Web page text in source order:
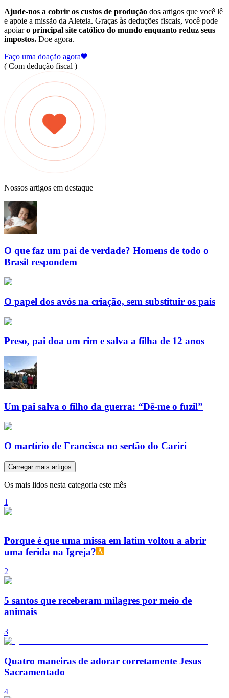
Ajude-nos a cobrir os custos de produção dos artigos que você lê
e apoie a missão da Aleteia. Graças às deduções fiscais, você pode
apoiaro principal site católico do mundo enquanto reduz seus
impostos. Doe agora.
Faço uma doação agora
( Com dedução fiscal )
Nossos artigos em destaque
O que faz um pai de verdade? Homens de todo o
Brasil respondem
O papel dos avós na criação, sem substituir os pais
Preso, pai doa um rim e salva a filha de 12 anos
Um pai salva o filho da guerra: “Dê-me o fuzil”
O martírio de Francisca no sertão do Cariri
Carregar mais artigos
Os mais lidos nesta categoria este mês
1
Porque é que uma missa em latim voltou a abrir
uma ferida na Igreja?
2
5 santos que receberam milagres por meio de
animais
3
Quatro maneiras de adorar corretamente Jesus
Sacramentado
4